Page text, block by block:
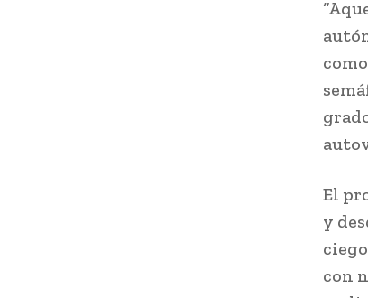
El
y
con